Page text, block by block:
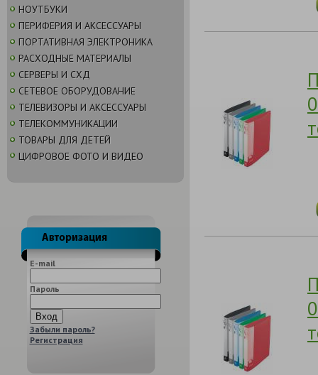
НОУТБУКИ
ПЕРИФЕРИЯ И АКСЕССУАРЫ
ПОРТАТИВНАЯ ЭЛЕКТРОНИКА
РАСХОДНЫЕ МАТЕРИАЛЫ
СЕРВЕРЫ И СХД
СЕТЕВОЕ ОБОРУДОВАНИЕ
ТЕЛЕВИЗОРЫ И АКСЕССУАРЫ
ТЕЛЕКОММУНИКАЦИИ
ТОВАРЫ ДЛЯ ДЕТЕЙ
ЦИФРОВОЕ ФОТО И ВИДЕО
E-mail
Пароль
Забыли пароль?
Регистрация